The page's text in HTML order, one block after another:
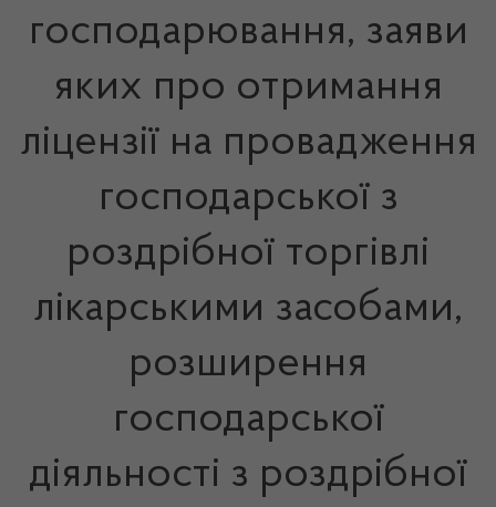
господарювання, заяви
яких про отримання
ліцензії на провадження
господарської з
роздрібної торгівлі
лікарськими засобами,
розширення
господарської
діяльності з роздрібної